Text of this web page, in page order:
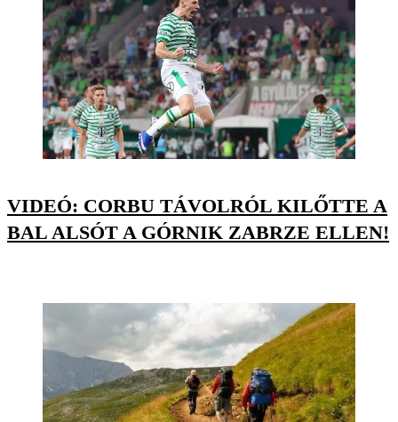
VIDEÓ: CORBU TÁVOLRÓL KILŐTTE A
BAL ALSÓT A GÓRNIK ZABRZE ELLEN!